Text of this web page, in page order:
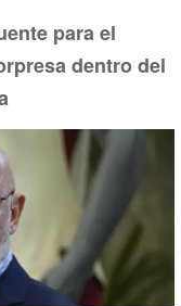
para el
dentro del